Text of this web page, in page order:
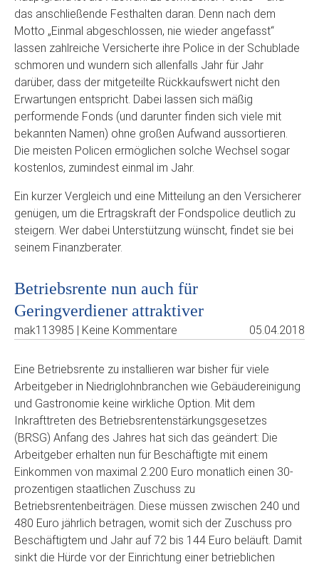
das anschließende Festhalten daran. Denn nach dem
Motto „Einmal abgeschlossen, nie wieder angefasst“
lassen zahlreiche Versicherte ihre Police in der Schublade
schmoren und wundern sich allenfalls Jahr für Jahr
darüber, dass der mitgeteilte Rückkaufswert nicht den
Erwartungen entspricht. Dabei lassen sich mäßig
performende Fonds (und darunter finden sich viele mit
bekannten Namen) ohne großen Aufwand aussortieren.
Die meisten Policen ermöglichen solche Wechsel sogar
kostenlos, zumindest einmal im Jahr.
Ein kurzer Vergleich und eine Mitteilung an den Versicherer
genügen, um die Ertragskraft der Fondspolice deutlich zu
steigern. Wer dabei Unterstützung wünscht, findet sie bei
seinem Finanzberater.
Betriebsrente nun auch für
Geringverdiener attraktiver
mak113985 | Keine Kommentare 05.04.2018
Eine Betriebsrente zu installieren war bisher für viele
Arbeitgeber in Niedriglohnbranchen wie Gebäudereinigung
und Gastronomie keine wirkliche Option. Mit dem
Inkrafttreten des Betriebsrentenstärkungsgesetzes
(BRSG) Anfang des Jahres hat sich das geändert: Die
Arbeitgeber erhalten nun für Beschäftigte mit einem
Einkommen von maximal 2.200 Euro monatlich einen 30-
prozentigen staatlichen Zuschuss zu
Betriebsrentenbeiträgen. Diese müssen zwischen 240 und
480 Euro jährlich betragen, womit sich der Zuschuss pro
Beschäftigtem und Jahr auf 72 bis 144 Euro beläuft. Damit
sinkt die Hürde vor der Einrichtung einer betrieblichen